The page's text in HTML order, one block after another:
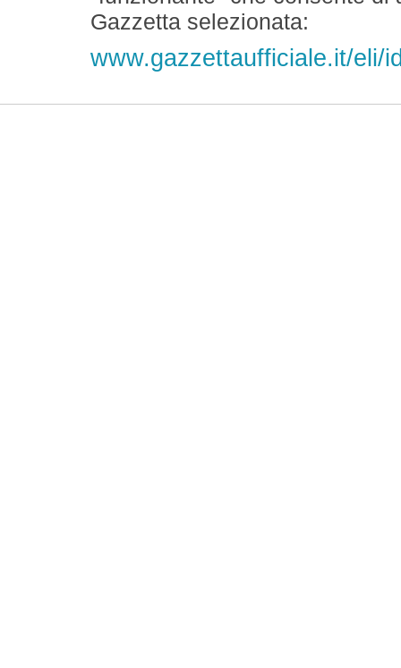
Gazzetta selezionata:
www.gazzettaufficiale.it/eli/